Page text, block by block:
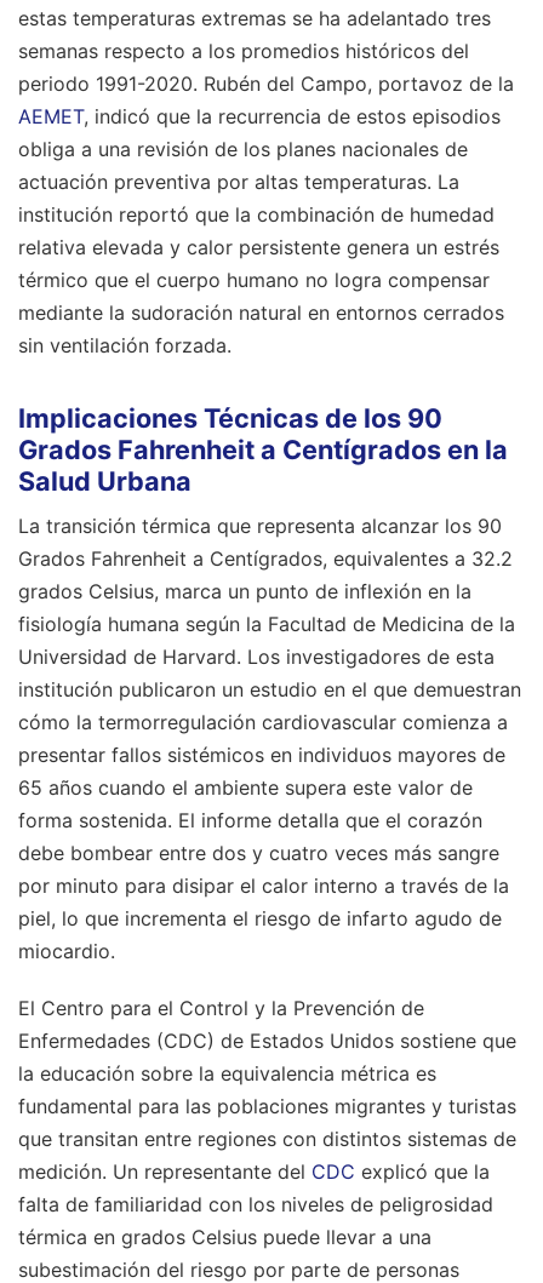
estas temperaturas extremas se ha adelantado tres
semanas respecto a los promedios históricos del
periodo 1991-2020. Rubén del Campo, portavoz de la
AEMET, indicó que la recurrencia de estos episodios
obliga a una revisión de los planes nacionales de
actuación preventiva por altas temperaturas. La
institución reportó que la combinación de humedad
relativa elevada y calor persistente genera un estrés
térmico que el cuerpo humano no logra compensar
mediante la sudoración natural en entornos cerrados
sin ventilación forzada.
Implicaciones Técnicas de los 90
Grados Fahrenheit a Centígrados en la
Salud Urbana
La transición térmica que representa alcanzar los 90
Grados Fahrenheit a Centígrados, equivalentes a 32.2
grados Celsius, marca un punto de inflexión en la
fisiología humana según la Facultad de Medicina de la
Universidad de Harvard. Los investigadores de esta
institución publicaron un estudio en el que demuestran
cómo la termorregulación cardiovascular comienza a
presentar fallos sistémicos en individuos mayores de
65 años cuando el ambiente supera este valor de
forma sostenida. El informe detalla que el corazón
debe bombear entre dos y cuatro veces más sangre
por minuto para disipar el calor interno a través de la
piel, lo que incrementa el riesgo de infarto agudo de
miocardio.
El Centro para el Control y la Prevención de
Enfermedades (CDC) de Estados Unidos sostiene que
la educación sobre la equivalencia métrica es
fundamental para las poblaciones migrantes y turistas
que transitan entre regiones con distintos sistemas de
medición. Un representante del CDC explicó que la
falta de familiaridad con los niveles de peligrosidad
térmica en grados Celsius puede llevar a una
subestimación del riesgo por parte de personas